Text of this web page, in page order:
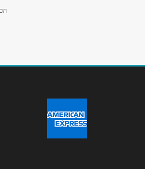
אנא חזרו אלי בקשר ל...